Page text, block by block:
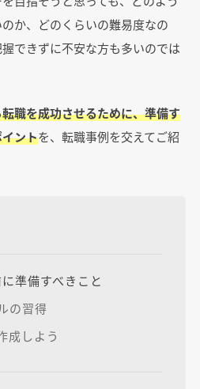
か、どのくらいの難易度なの
できずに不安な方も多いのでは
職を成功させるために、準備す
ントを、転職事例を交えてご紹
準備すべきこと
の習得
成しよう